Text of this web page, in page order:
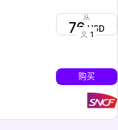
从
76USD
1
购买